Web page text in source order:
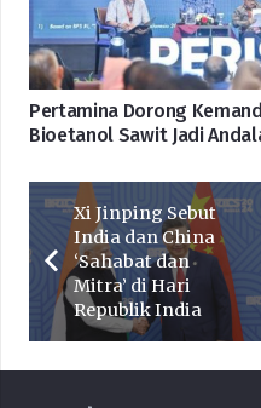
Pertamina Dorong
Bioetanol Sawit Jadi
Xi Jinping Sebut
India dan China
‘Sahabat dan
Mitra’ di Hari
Republik India